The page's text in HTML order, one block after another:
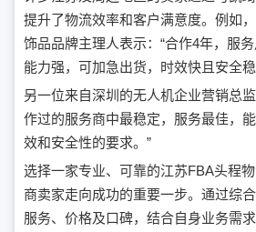
提升了物流效率和客户满意度。例如
饰品品牌主理人表示：“合作4年，服
能力强，可加急出货，时效快且安全
另一位来自深圳的无人机企业营销总
作过的服务商中最稳定，服务最佳，
效和安全性的要求。”
选择一家专业、可靠的江苏FBA头程
商卖家走向成功的重要一步。通过综
服务、价格及口碑，结合自身业务需